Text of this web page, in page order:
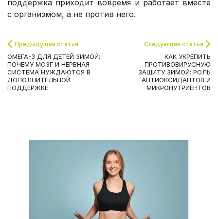
поддержка приходит вовремя и работает вместе
с организмом, а не против него.
Предыдущая статья
ОМЕГА-3 ДЛЯ ДЕТЕЙ ЗИМОЙ:
ПОЧЕМУ МОЗГ И НЕРВНАЯ
СИСТЕМА НУЖДАЮТСЯ В
ДОПОЛНИТЕЛЬНОЙ
ПОДДЕРЖКЕ
Следующая статья
КАК УКРЕПИТЬ
ПРОТИВОВИРУСНУЮ
ЗАЩИТУ ЗИМОЙ: РОЛЬ
АНТИОКСИДАНТОВ И
МИКРОНУТРИЕНТОВ